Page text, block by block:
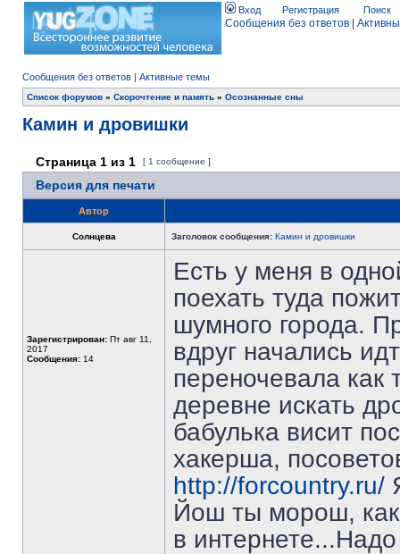
Вход Регистрация Поиск
Сообщения без ответов
Сообщения без ответов | Активные темы
Список форумов » Скорочтение и память » Осознанные сны
Камин и дровишки
Страница 1 из 1 [ 1 сообщение ]
Версия для печати
Автор
Солнцева Заголовок сообщения: Камин и дровишки
Зарегистрирован: Пт авг 11,
2017
Сообщения: 14
Есть у меня в
поехать туда
шумного города.
вдруг начались
переночевала как
деревне искать
бабулька висит
хакерша,
http://forcountry.ru/
Йош ты морош, как
в